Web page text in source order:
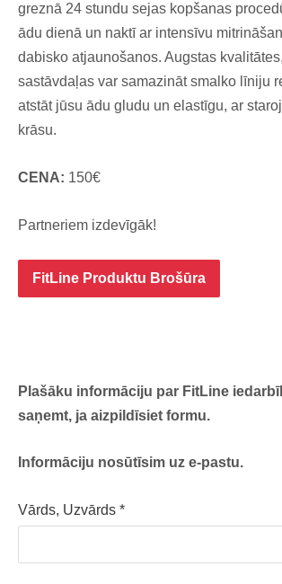
greznā 24 stundu sejas kopšanas
ādu dienā un naktī ar intensīvu
dabisko atjaunošanos. Augstas
sastāvdaļas var samazināt smalko līniju
atstāt jūsu ādu gludu un elastīgu, ar
krāsu.
CENA: 150€
Partneriem izdevīgāk!
FitLine Produktu Brošūra
Plašāku informāciju par FitLine
saņemt, ja aizpildīsiet formu.
Informāciju nosūtīsim uz e-pastu.
Vārds, Uzvārds *